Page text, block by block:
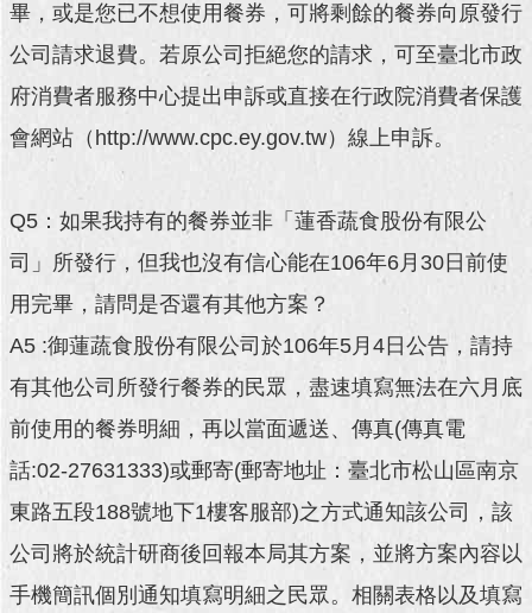
網
導
覽
English
見
答
即
時
聞
澄
清
語
詞
彙
畢，或是您已不想使用餐券，可將剩餘的餐券向原發行
公司請求退費。若原公司拒絕您的請求，可至臺北市政
府消費者服務中心提出申訴或直接在行政院消費者保護
會網站（http://www.cpc.ey.gov.tw）線上申訴。
Q5：如果我持有的餐券並非「蓮香蔬食股份有限公
司」所發行，但我也沒有信心能在106年6月30日前使
用完畢，請問是否還有其他方案？
A5 :御蓮蔬食股份有限公司於106年5月4日公告，請持
有其他公司所發行餐券的民眾，盡速填寫無法在六月底
前使用的餐券明細，再以當面遞送、傳真(傳真電
話:02-27631333)或郵寄(郵寄地址：臺北市松山區南京
東路五段188號地下1樓客服部)之方式通知該公司，該
公司將於統計研商後回報本局其方案，並將方案內容以
手機簡訊個別通知填寫明細之民眾。相關表格以及填寫